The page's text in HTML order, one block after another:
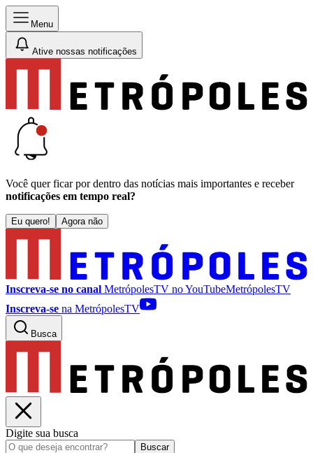
Menu
Ative nossas notificações
Você quer ficar por dentro das notícias mais importantes e receber
notificações em tempo real?
Eu quero! Agora não
Inscreva-se no canal MetrópolesTV noYouTubeMetrópolesTV
Inscreva-se na MetrópolesTV
Busca
Digite sua busca
Buscar